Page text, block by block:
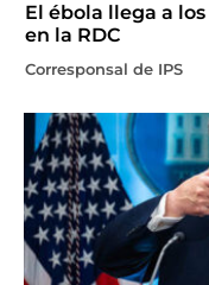
El ébola llega a
en la RDC
Corresponsal de IPS